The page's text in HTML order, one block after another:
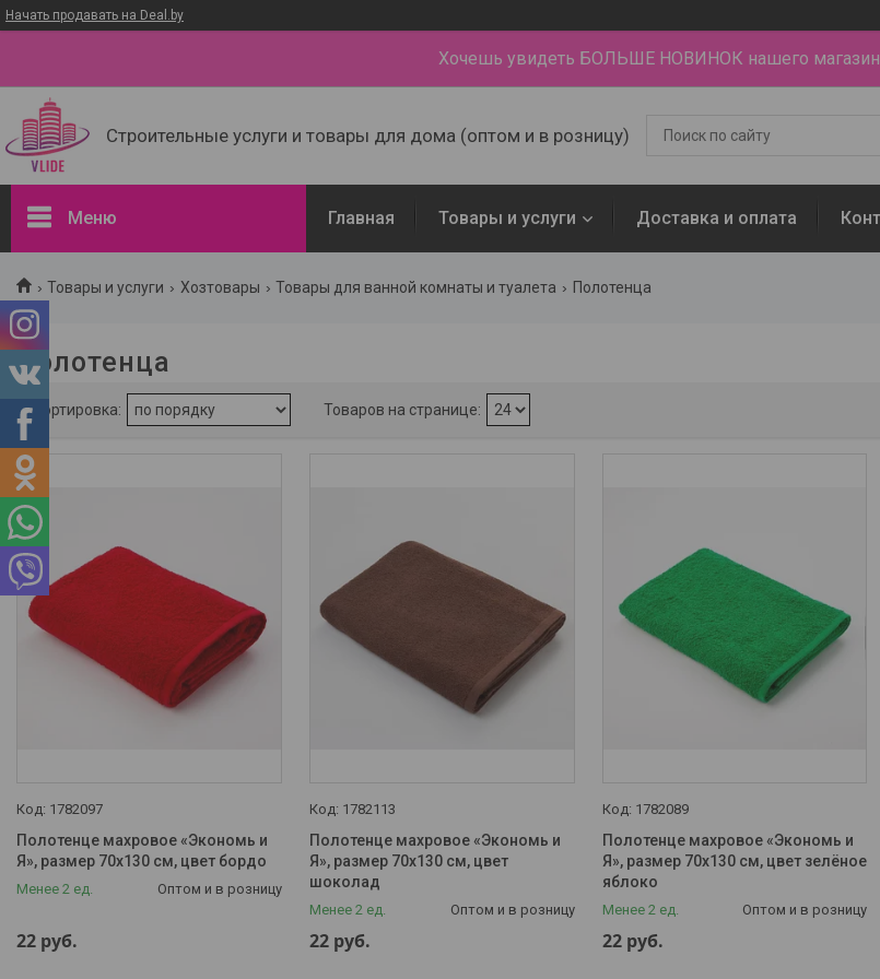
Начать продавать на Deal.by
Хочешь увидеть БОЛЬШЕ НОВИНОК нашего
Строительные услуги и товары для дома (оптом и в розницу)
Меню
Диапазон цен, руб.
Ширина, см
Длина, см
Плотность, г/м2
Наличие
Назначение полотенца
Цвет
Бежевый 1
Коричневый 1
Главная Товары и услуги Доставка и оплата
Товары и услуги Хозтовары Товары для ванной комнаты и туалета Полотенца
Полотенца
1782097
Полотенце махровое «Экономь и
Я», размер 70х130 см, цвет бордо
Менее 2 ед. Оптом и в розницу
22 руб.
1782113
Полотенце махровое «Экономь и
Я», размер 70х130 см, цвет
шоколад
Менее 2 ед. Оптом и в розницу
22 руб.
1782089
Полотенце махровое «Экономь и
Я», размер 70х130 см, цвет зелёное
яблоко
Менее 2 ед. Оптом и в розницу
22 руб.